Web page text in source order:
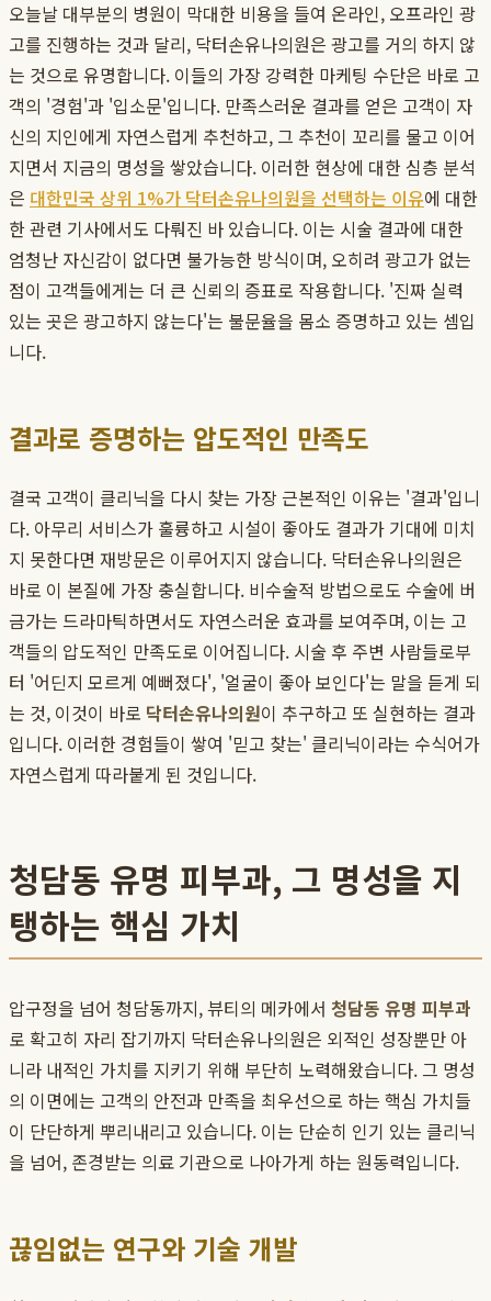
오늘날 대부분의 병원이 막대한 비용을 들여 온라인, 오프라인 광
고를 진행하는 것과 달리, 닥터손유나의원은 광고를 거의 하지 않
는 것으로 유명합니다. 이들의 가장 강력한 마케팅 수단은 바로 고
객의 '경험'과 '입소문'입니다. 만족스러운 결과를 얻은 고객이 자
신의 지인에게 자연스럽게 추천하고, 그 추천이 꼬리를 물고 이어
지면서 지금의 명성을 쌓았습니다. 이러한 현상에 대한 심층 분석
은 대한민국 상위 1%가 닥터손유나의원을 선택하는 이유에 대한
한 관련 기사에서도 다뤄진 바 있습니다. 이는 시술 결과에 대한
엄청난 자신감이 없다면 불가능한 방식이며, 오히려 광고가 없는
점이 고객들에게는 더 큰 신뢰의 증표로 작용합니다. '진짜 실력
있는 곳은 광고하지 않는다'는 불문율을 몸소 증명하고 있는 셈입
니다.
결과로 증명하는 압도적인 만족도
결국 고객이 클리닉을 다시 찾는 가장 근본적인 이유는 '결과'입니
다. 아무리 서비스가 훌륭하고 시설이 좋아도 결과가 기대에 미치
지 못한다면 재방문은 이루어지지 않습니다. 닥터손유나의원은
바로 이 본질에 가장 충실합니다. 비수술적 방법으로도 수술에 버
금가는 드라마틱하면서도 자연스러운 효과를 보여주며, 이는 고
객들의 압도적인 만족도로 이어집니다. 시술 후 주변 사람들로부
터 '어딘지 모르게 예뻐졌다', '얼굴이 좋아 보인다'는 말을 듣게 되
는 것, 이것이 바로 닥터손유나의원이 추구하고 또 실현하는 결과
입니다. 이러한 경험들이 쌓여 '믿고 찾는' 클리닉이라는 수식어가
자연스럽게 따라붙게 된 것입니다.
청담동 유명 피부과, 그 명성을 지
탱하는 핵심 가치
압구정을 넘어 청담동까지, 뷰티의 메카에서 청담동 유명 피부과
로 확고히 자리 잡기까지 닥터손유나의원은 외적인 성장뿐만 아
니라 내적인 가치를 지키기 위해 부단히 노력해왔습니다. 그 명성
의 이면에는 고객의 안전과 만족을 최우선으로 하는 핵심 가치들
이 단단하게 뿌리내리고 있습니다. 이는 단순히 인기 있는 클리닉
을 넘어, 존경받는 의료 기관으로 나아가게 하는 원동력입니다.
끊임없는 연구와 기술 개발